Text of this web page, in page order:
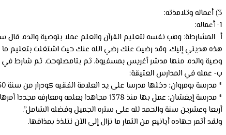
3) أعماله وتلامذته:
1- أعماله:
أ- المشارطة: وهب نفسه لتعليم القرآن والعلم عملا بتوصية والده.
هذه هديتي إليك. وقد رضيت عنك رضي الله عنك حيث اشتغلت بتعليم
وصية والده. منها مدشر أغريس بمسفيوة. ثم بتامصلوحت. ثم شارط
ب- عمله في المدارس العتيقة:
* مدرسة بومروان: دخلها مدرسا على يد العلامة الفقيه كودرار من سنة 1350 إلى 1365. ثم استقل بالمدرسة سنة 1365 إلى خروجه منها سنة 1377 هجرية
* مدرسة إيغشان: عمل بها منذ 1378
أربعا وعشرين سنة والحمد لله على ستره الجميل وفضله الشامل”.
ولقد أثمر جهاده أيانيع من الثمار ما نزال إلى الآن نتلذذ بمذاقها.